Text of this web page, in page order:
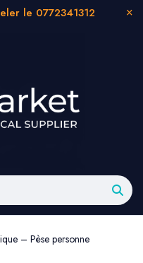
le 0772341312
– Pèse personne